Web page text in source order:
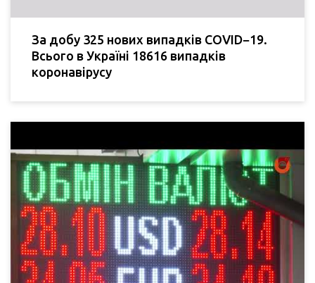
За добу 325 нових випадків COVID−19.
Всього в Україні 18616 випадків
коронавірусу